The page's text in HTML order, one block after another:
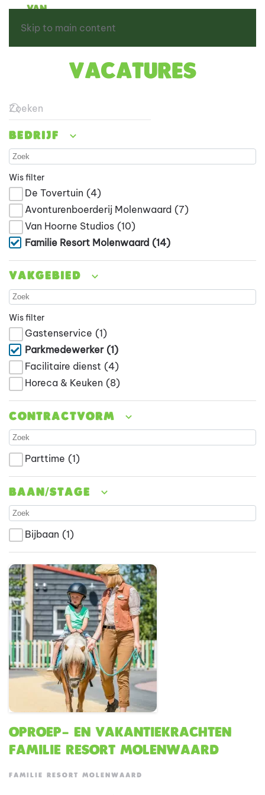
Skip to main content
Vacatures
Bedrijf
Wis filter
De Tovertuin (4)
Avonturenboerderij Molenwaard (7)
Van Hoorne Studios (10)
Familie Resort Molenwaard (14)
Vakgebied
Wis filter
Gastenservice (1)
Parkmedewerker (1)
Facilitaire dienst (4)
Horeca & Keuken (8)
Contractvorm
Parttime (1)
Baan/stage
Bijbaan (1)
Oproep- en vakantiekrachten
Familie Resort Molenwaard
FAMILIE RESORT MOLENWAARD